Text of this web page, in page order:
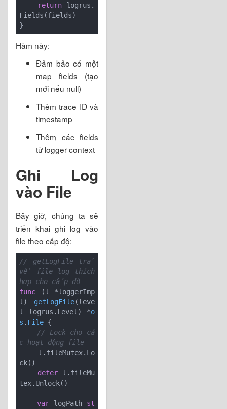
return logrus.
Fields(fields)
Hàm này:
Đảm bảo có một
map fields (tạo
mới nếu null)
Thêm trace ID và
timestamp
Thêm các fields
từ logger context
Ghi Log
vào File
Bây giờ, chúng ta sẽ
triển khai ghi log vào
file theo cấp độ:
// getLogFile trả
về file log thích
hợp cho cấp độ
func
(l *loggerImp
l)
getLogFile(leve
l logrus.Level) *o
s . File {
// Lock cho cá
c hoạt động file
ck()
defer l.fileMu
tex.Unlock()
var logPath st